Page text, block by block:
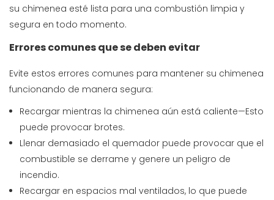
su chimenea esté lista para una combustión limpia y
segura en todo momento.
Errores comunes que se deben evitar
Evite estos errores comunes para mantener su chimenea
funcionando de manera segura:
Recargar mientras la chimenea aún está caliente—Esto
puede provocar brotes.
Llenar demasiado el quemador puede provocar que el
combustible se derrame y genere un peligro de
incendio.
Recargar en espacios mal ventilados, lo que puede